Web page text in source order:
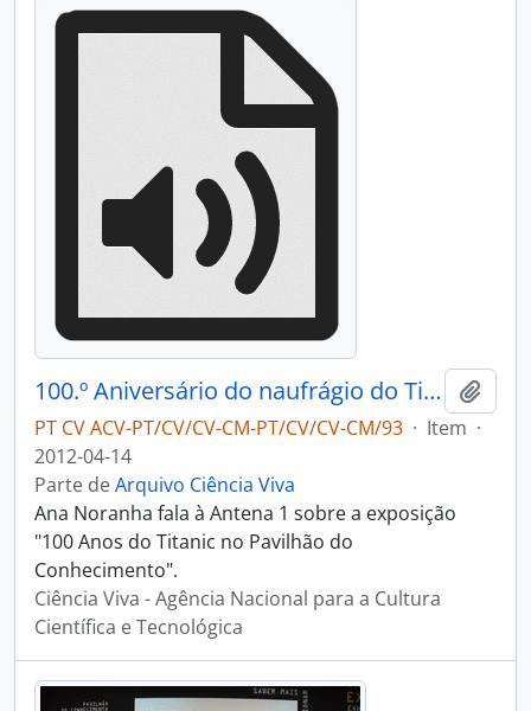
100.º Aniversário do naufrágio do Titanic
PT CV ACV-PT/CV/CV-CM-PT/CV/CV-CM/93 · Item ·
2012-04-14
Parte deArquivo Ciência Viva
Ana Noranha fala à Antena 1 sobre a exposição
"100 Anos do Titanic no Pavilhão do
Conhecimento".
Ciência Viva - Agência Nacional para a Cultura
Científica e Tecnológica